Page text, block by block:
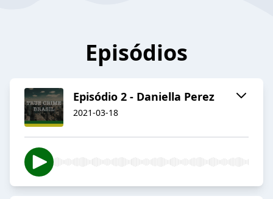
Episódios
Episódio 2 - Daniella Perez
2021-03-18